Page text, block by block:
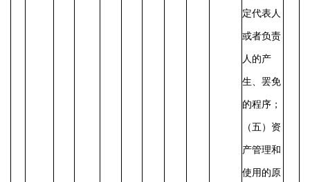
定代表人
或者负责
人的产
生、罢免
的程序；
（五）资
产管理和
使用的原